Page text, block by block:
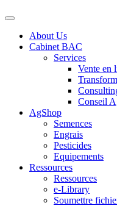
About Us
Cabinet BAC
Services
Vente en
Conseil
AgShop
Semences
Engrais
Pesticides
Equipements
Ressources
Ressources
e-Library
Soumettre